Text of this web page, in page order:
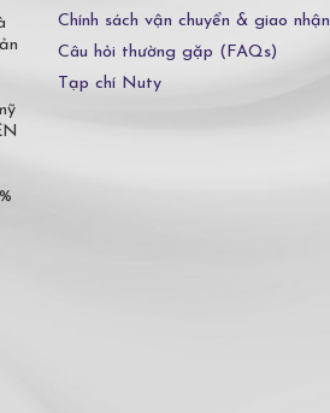
Chính sách vận chuyển & giao nhận
Câu hỏi thường gặp (FAQs)
Tạp chí Nuty